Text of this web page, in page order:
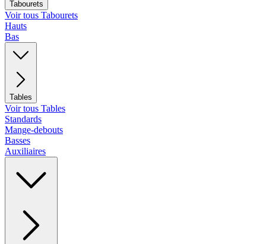
Tabourets
Voir tous Tabourets
Hauts
Bas
Tables
Voir tous Tables
Standards
Mange-debouts
Basses
Auxiliaires